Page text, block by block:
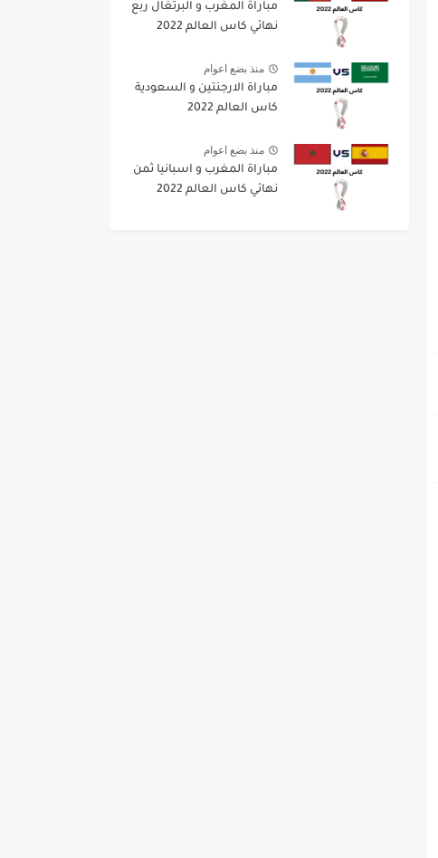
مباراة المغرب و البرتغال ربع
نهائي كاس العالم 2022
منذ بضع اعوام
مباراة الارجنتين و السعودية
كاس العالم 2022
منذ بضع اعوام
مباراة المغرب و اسبانيا ثمن
نهائي كاس العالم 2022